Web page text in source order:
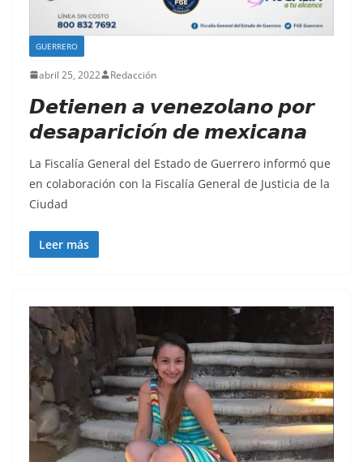
GUERRERO
abril 25, 2022 Redacción
𝘿𝙚𝙩𝙞𝙚𝙣𝙚𝙣 𝙖 𝙫𝙚𝙣𝙚𝙯𝙤𝙡𝙖𝙣𝙤 𝙥𝙤𝙧
𝙙𝙚𝙨𝙖𝙥𝙖𝙧𝙞𝙘𝙞𝙤́𝙣 𝙙𝙚 𝙢𝙚𝙭𝙞𝙘𝙖𝙣𝙖
La Fiscalía General del Estado de Guerrero informó que
en colaboración con la Fiscalía General de Justicia de la
Ciudad
Leer más